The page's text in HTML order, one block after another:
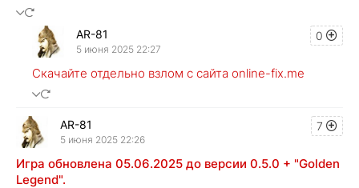
0
AR-81
5 июня 2025 22:27
Скачайте отдельно взлом с сайта online-fix.me
7
AR-81
5 июня 2025 22:26
Игра обновлена 05.06.2025 до версии 0.5.0 + "Golden
Legend".